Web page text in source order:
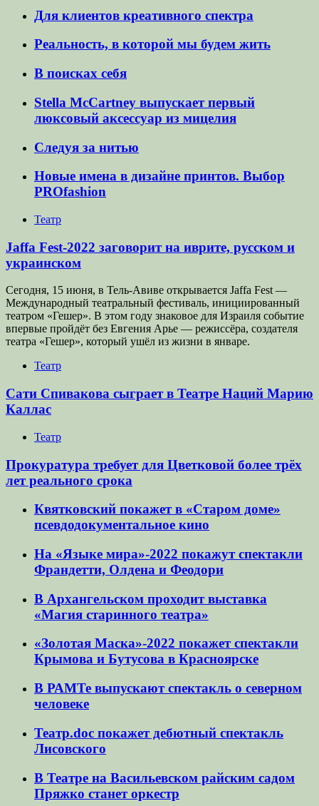
Для клиентов креативного спектра
Реальность, в которой мы будем жить
В поисках себя
Stella McCartney выпускает первый
люксовый аксессуар из мицелия
Следуя за нитью
Новые имена в дизайне принтов. Выбор
PROfashion
Театр
Jaffa Fest-2022 заговорит на иврите, русском и
украинском
Сегодня, 15 июня, в Тель-Авиве открывается Jaffa Fest —
Международный театральный фестиваль, инициированный
театром «Гешер». В этом году знаковое для Израиля событие
впервые пройдёт без Евгения Арье — режиссёра, создателя
театра «Гешер», который ушёл из жизни в январе.
Театр
Сати Спивакова сыграет в Театре Наций Марию
Каллас
Театр
Прокуратура требует для Цветковой более трёх
лет реального срока
Квятковский покажет в «Старом доме»
псевдодокументальное кино
На «Языке мира»-2022 покажут спектакли
Франдетти, Олдена и Феодори
В Архангельском проходит выставка
«Магия старинного театра»
«Золотая Маска»-2022 покажет спектакли
Крымова и Бутусова в Красноярске
В РАМТе выпускают спектакль о северном
человеке
Театр.doc покажет дебютный спектакль
Лисовского
В Театре на Васильевском райским садом
Пряжко станет оркестр